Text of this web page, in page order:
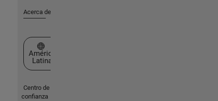
Acerca de MathWorks
Seleccione un país/idioma
América
Latina
Centro de
confianza